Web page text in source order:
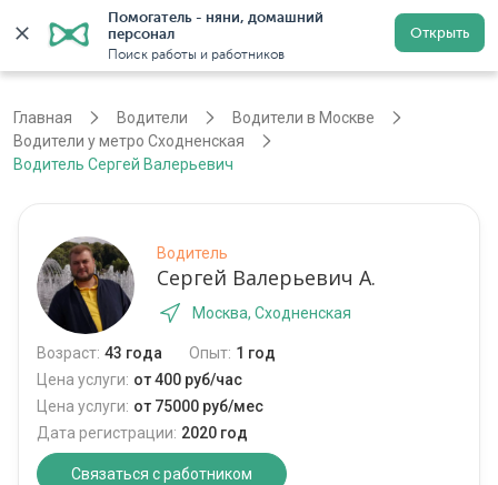
Помогатель - няни, домашний
персонал
Поиск работы и работников
Открыть
Регистрация
Главная Водители
Водители в Москве
Водители у метро Сходненская
Водитель Сергей Валерьевич
Водитель
Сергей Валерьевич А.
Москва, Сходненская
Возраст: 43 года Опыт: 1 год
Цена услуги: от 400 руб/час
Цена услуги: от 75000 руб/мес
Дата регистрации: 2020 год
Связаться с работником